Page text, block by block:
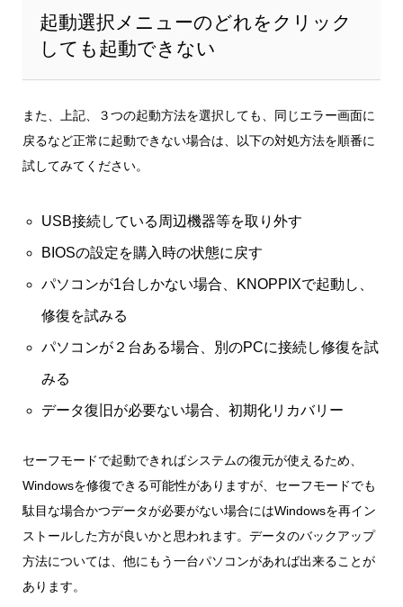
起動選択メニューのどれをクリック
しても起動できない
また、上記、３つの起動方法を選択しても、同じエラー画面に
戻るなど正常に起動できない場合は、以下の対処方法を順番に
試してみてください。
USB接続している周辺機器等を取り外す
BIOSの設定を購入時の状態に戻す
パソコンが1台しかない場合、KNOPPIXで起動し、
修復を試みる
パソコンが２台ある場合、別のPCに接続し修復を試
みる
データ復旧が必要ない場合、初期化リカバリー
セーフモードで起動できればシステムの復元が使えるため、
Windowsを修復できる可能性がありますが、セーフモードでも
駄目な場合かつデータが必要がない場合にはWindowsを再イン
ストールした方が良いかと思われます。データのバックアップ
方法については、他にもう一台パソコンがあれば出来ることが
あります。